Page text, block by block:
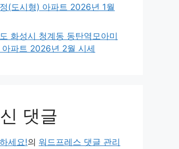
(도시형) 아파트 2026년 1월
화성시 청계동 동탄역모아미
아파트 2026년 2월 시세
댓글
세요!의 워드프레스 댓글 관리